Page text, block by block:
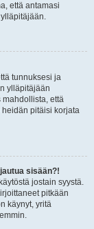
että antamasi
tunnuksesi ja
ylläpitäjään
mahdollista, että
pitäisi korjata
sisään?!
jostain syystä.
pitkään
käynyt, yritä